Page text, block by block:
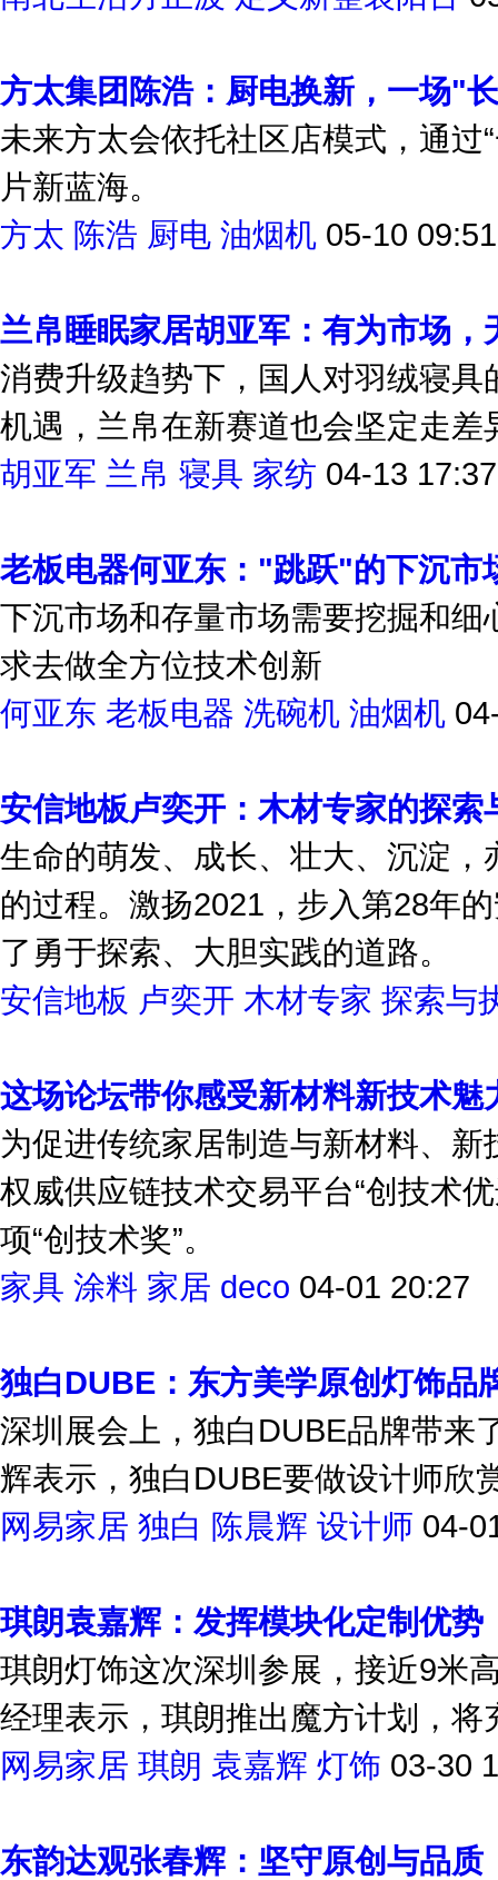
方太集团陈浩：厨电换新，一场"
未来方太会依托社区店模式，通过
片新蓝海。
方太 陈浩 厨电 油烟机 05-10 09:51
兰帛睡眠家居胡亚军：有为市场，
消费升级趋势下，国人对羽绒寝
机遇，兰帛在新赛道也会坚定走差
胡亚军 兰帛 寝具 家纺 04-13 17:37
老板电器何亚东："跳跃"的下沉市
下沉市场和存量市场需要挖掘和
求去做全方位技术创新
何亚东 老板电器 洗碗机 油烟机
安信地板卢奕开：木材专家的探索
生命的萌发、成长、壮大、沉淀
的过程。激扬2021，步入第28年
了勇于探索、大胆实践的道路。
安信地板 卢奕开 木材专家 探索与
这场论坛带你感受新材料新技术魅
为促进传统家居制造与新材料、
权威供应链技术交易平台“创技术
项“创技术奖”。
家具 涂料 家居 deco 04-01 20:27
独白DUBE：东方美学原创灯饰品
深圳展会上，独白DUBE品牌带来
辉表示，独白DUBE要做设计师欣
网易家居 独白 陈晨辉 设计师 04-
琪朗袁嘉辉：发挥模块化定制优势
琪朗灯饰这次深圳参展，接近9米
经理表示，琪朗推出魔方计划，
网易家居 琪朗 袁嘉辉 灯饰 03-30
东韵达观张春辉：坚守原创与品质